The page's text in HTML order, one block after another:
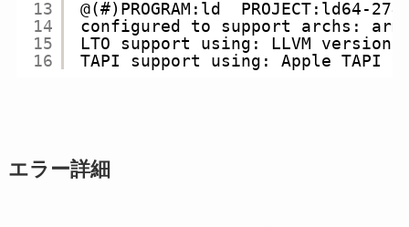
13
14
15
16
@(#)PROGRAM:ld  PROJECT:ld64-
configured to support archs: armv6
LTO support using: LLVM
TAPI support using: Apple TAPI
エラー詳細